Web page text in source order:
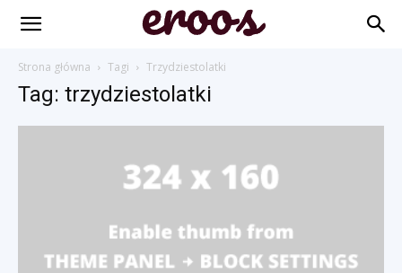
Strona główna Tagi Trzydziestolatki
Tag: trzydziestolatki